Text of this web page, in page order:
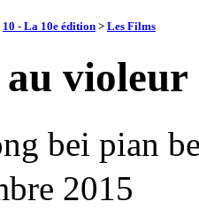
10 - La 10e édition > Les Films
violeur
bei pian
2015